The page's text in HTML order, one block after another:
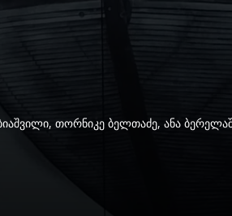
თორნიკე ბელთაძე, ანა